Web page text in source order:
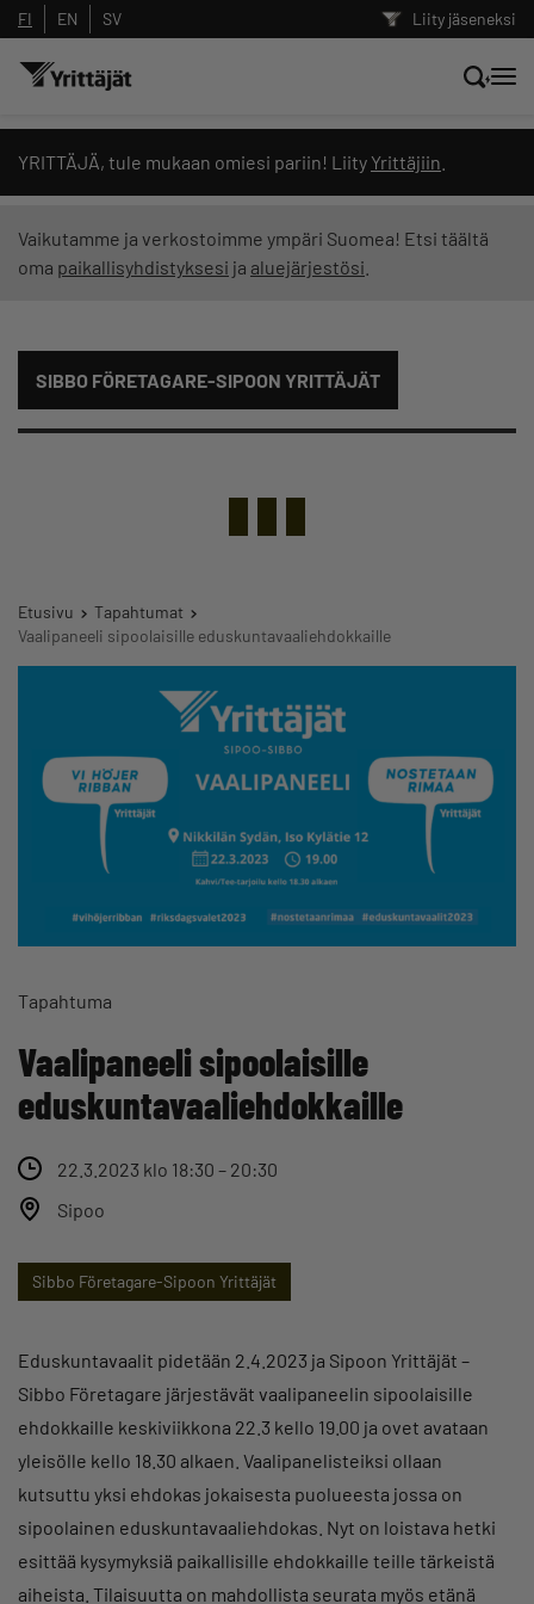
Liity jäseneksi
FI EN SV
YRITTÄJÄ, tule mukaan omiesi pariin! Liity Yrittäjiin
Vaikutamme ja verkostoimme ympäri Suomea! Etsi täältä
oma paikallisyhdistyksesi ja aluejärjestösi
SIBBO FÖRETAGARE-SIPOON YRITTÄJÄT
Etusivu
Tapahtumat
Vaalipaneeli sipoolaisille eduskuntavaaliehdokkaille
Tapahtuma
Vaalipaneeli sipoolaisille
eduskuntavaaliehdokkaille
22.3.2023 klo 18:30 – 20:30
Sipoo
Sibbo Företagare-Sipoon Yrittäjät
Eduskuntavaalit pidetään 2.4.2023 ja Sipoon Yrittäjät –
Sibbo Företagare järjestävät vaalipaneelin sipoolaisille
ehdokkaille keskiviikkona 22.3 kello 19.00 ja ovet avataan
yleisölle kello 18.30 alkaen. Vaalipanelisteiksi ollaan
kutsuttu yksi ehdokas jokaisesta puolueesta jossa on
sipoolainen eduskuntavaaliehdokas. Nyt on loistava hetki
esittää kysymyksiä paikallisille ehdokkaille teille tärkeistä
aiheista. Tilaisuutta on mahdollista seurata myös etänä
Hae sivustolta tai kysy suoraan
Yrittäjien tekoälyltä
Suodata hakutuloksia: näytä kaikki sisältö